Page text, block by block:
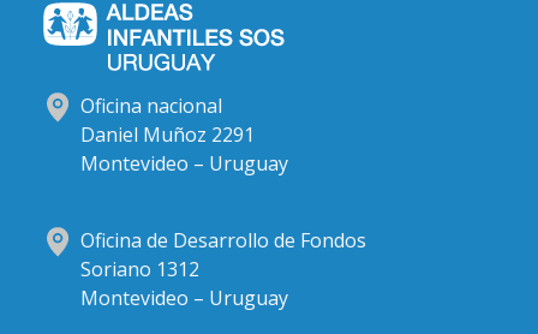
Oficina nacional
Daniel Muñoz 2291
Montevideo – Uruguay
Oficina de Desarrollo de Fondos
Soriano 1312
Montevideo – Uruguay